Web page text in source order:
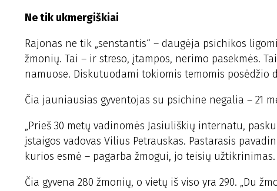
Ne tik ukmergiškiai
Rajonas ne tik „senstantis“ – daugėja psichikos
žmonių. Tai – ir streso, įtampos, nerimo pasekmės.
namuose. Diskutuodami tokiomis temomis posėdžio
Čia jauniausias gyventojas su psichine negalia – 21
„Prieš 30 metų vadinomės Jasiuliškių internatu,
įstaigos vadovas Vilius Petrauskas. Pastarasis
kurios esmė – pagarba žmogui, jo teisių užtikrinimas.
Čia gyvena 280 žmonių, o vietų iš viso yra 290. „Du